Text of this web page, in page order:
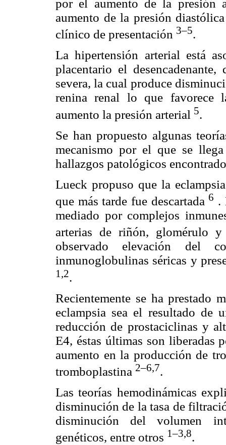
por el aumento de la presión
aumento de la presión
clínico de presentación 3–5.
La hipertensión arterial está
placentario el
severa, la cual produce
renina renal lo que favorece
aumento la presión arterial 5.
Se han propuesto algunas
mecanismo por el que se
hallazgos patológicos
Lueck propuso que la
que más tarde fue descartada 6 .
mediado por complejos
arterias de riñón, glomérulo
observado elevación del
inmunoglobulinas séricas y
1,2.
Recientemente se ha prestado
eclampsia sea el resultado de
reducción de prostaciclinas y
E4, éstas últimas son liberadas
aumento en la producción de
tromboplastina 2–6,7.
Las teorías hemodinámicas
disminución de la tasa de
disminución del volumen
genéticos, entre otros 1–3,8.